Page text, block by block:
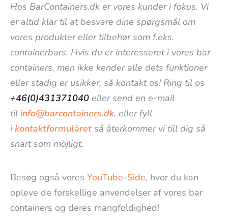
Hos BarContainers.dk er vores kunder i fokus. Vi
er altid klar til at besvare dine spørgsmål om
vores produkter eller tilbehør som f.eks.
containerbars. Hvis du er interesseret i vores bar
containers, men ikke kender alle dets funktioner
eller stadig er usikker, så kontakt os! Ring til os
+46(0)431371040 eller send en e-mail
til info@barcontainers.dk, eller fyll
i kontaktformuläret så återkommer vi till dig så
snart som möjligt.
Besøg også vores YouTube-Side, hvor du kan
opleve de forskellige anvendelser af vores bar
containers og deres mangfoldighed!